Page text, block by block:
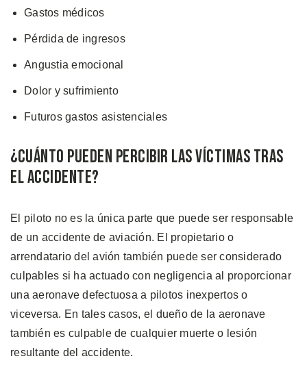
Gastos médicos
Pérdida de ingresos
Angustia emocional
Dolor y sufrimiento
Futuros gastos asistenciales
¿Cuánto Pueden Percibir las Víctimas Tras
el Accidente?
El piloto no es la única parte que puede ser responsable
de un accidente de aviación. El propietario o
arrendatario del avión también puede ser considerado
culpables si ha actuado con negligencia al proporcionar
una aeronave defectuosa a pilotos inexpertos o
viceversa. En tales casos, el dueño de la aeronave
también es culpable de cualquier muerte o lesión
resultante del accidente.